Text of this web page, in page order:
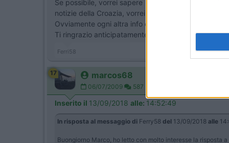
Se possibile, vorrei sapere come sono "accettati"
notizie della Croazia, vorrei essere sicuro che non
Ovviamente ogni altra info è ben accetta ed utile.
Ti ringrazio anticipatamente.
Ferri58
17 marcos68
06/07/2009 587
Inserito il 13/09/2018 alle: 14:52:49
In risposta al messaggio di Ferry58 del 13/09/2018 alle
Buongiorno Marco, ho letto con molto interesse la risposta